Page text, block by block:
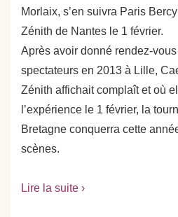
Morlaix, s’en suivra Paris
Zénith de Nantes le 1 février.
Après avoir donné rendez-
spectateurs en 2013 à Lille,
Zénith affichait complaît et où
l’expérience le 1 février, la
Bretagne conquerra cette
scènes.
Lire la suite ›